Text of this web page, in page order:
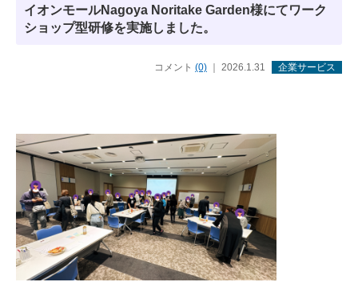
イオンモールNagoya Noritake Garden様にてワーク
ショップ型研修を実施しました。
コメント (0) ｜ 2026.1.31 企業サービス